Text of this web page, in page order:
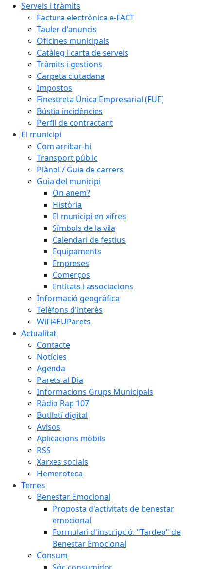
Serveis i tràmits
Factura electrònica e-FACT
Tauler d'anuncis
Oficines municipals
Catàleg i carta de serveis
Tràmits i gestions
Carpeta ciutadana
Impostos
Finestreta Única Empresarial (FUE)
Bústia incidències
Perfil de contractant
El municipi
Com arribar-hi
Transport públic
Plànol / Guia de carrers
Guia del municipi
On anem?
Història
El municipi en xifres
Símbols de la vila
Calendari de festius
Equipaments
Empreses
Comerços
Entitats i associacions
Informació geogràfica
Telèfons d'interès
WiFi4EUParets
Actualitat
Contacte
Notícies
Agenda
Parets al Dia
Informacions Grups Municipals
Ràdio Rap 107
Butlletí digital
Avisos
Aplicacions mòbils
RSS
Xarxes socials
Hemeroteca
Temes
Benestar Emocional
Proposta d'activitats de benestar
emocional
Formulari d'inscripció: "Tardeo" de
Benestar Emocional
Consum